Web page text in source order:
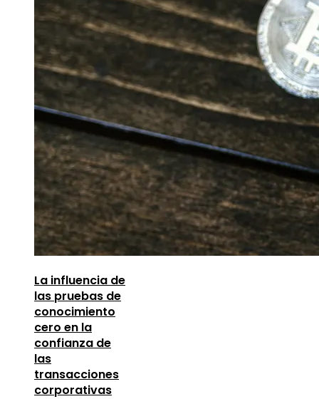
La influencia de
las pruebas de
conocimiento
cero en la
confianza de
las
transacciones
corporativas